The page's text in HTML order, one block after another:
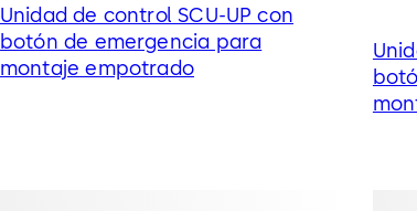
Unidad de control SCU-UP con
botón de emergencia para
montaje empotrado